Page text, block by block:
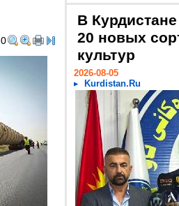
0
В
20 новых
культур
2026-08-05
Kurdistan.Ru